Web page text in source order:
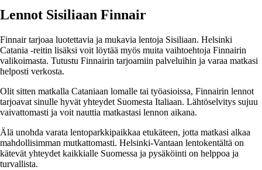
Lennot Sisiliaan Finnair
Finnair tarjoaa luotettavia ja mukavia lentoja Sisiliaan. Helsinki
Catania -reitin lisäksi voit löytää myös muita vaihtoehtoja Finnairin
valikoimasta. Tutustu Finnairin tarjoamiin palveluihin ja varaa matkasi
helposti verkosta.
Olit sitten matkalla Cataniaan lomalle tai työasioissa, Finnairin lennot
tarjoavat sinulle hyvät yhteydet Suomesta Italiaan. Lähtöselvitys sujuu
vaivattomasti ja voit nauttia matkastasi lennon aikana.
Älä unohda varata lentoparkkipaikkaa etukäteen, jotta matkasi alkaa
mahdollisimman mutkattomasti. Helsinki-Vantaan lentokentältä on
kätevät yhteydet kaikkialle Suomessa ja pysäköinti on helppoa ja
turvallista.